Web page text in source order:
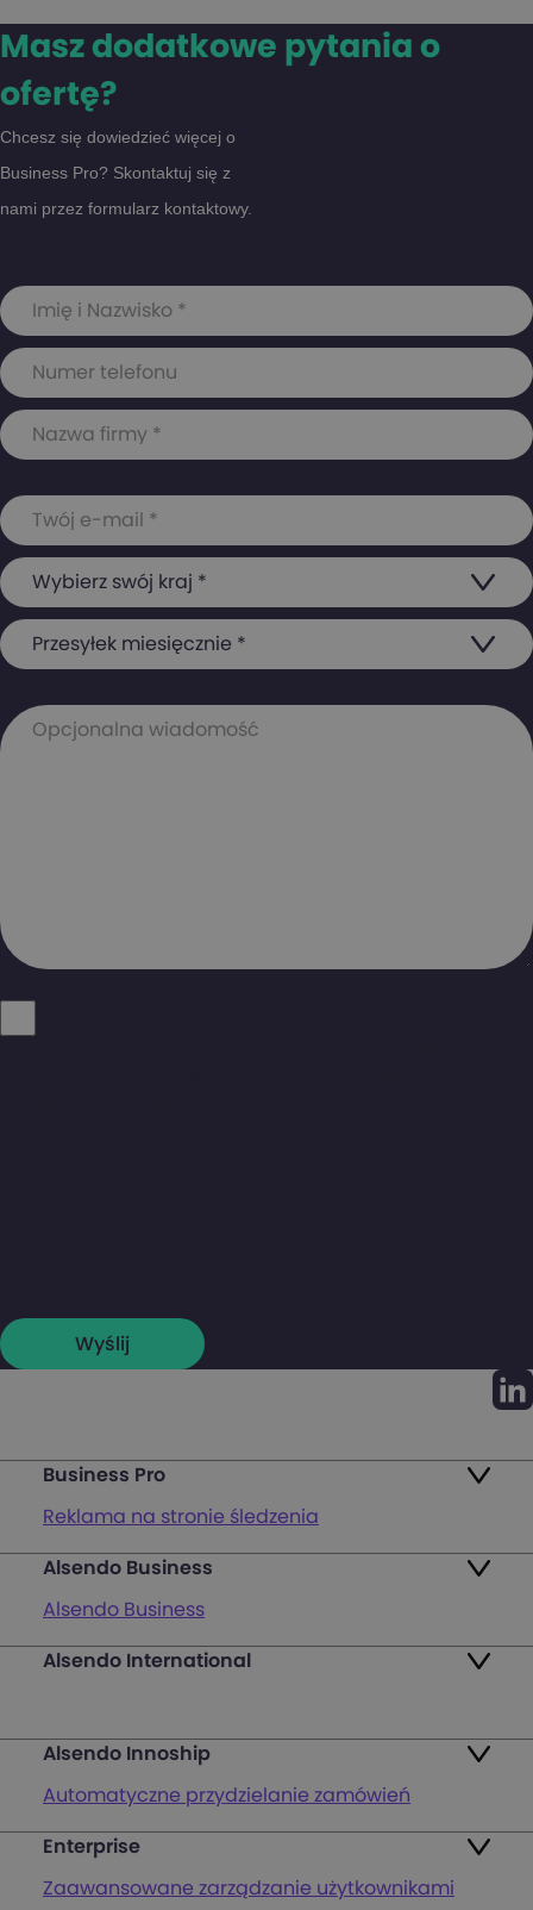
Masz dodatkowe pytania o
ofertę?
Chcesz się dowiedzieć więcej o
Business Pro? Skontaktuj się z
nami przez formularz kontaktowy.
Business Pro
Reklama na stronie śledzenia
Mapa punktów
Zwroty
Zaloguj się
Zarejestruj się
Powiadomienia e-mail z logo i reklamą
Alsendo Business
Alsendo Business
Przesyłki krajowe
Przesyłki transgraniczne
Mapa punktów nadania i odbioru
Alsendo International
Alsendo Innoship
Automatyczne przydzielanie zamówień
Generowanie etykiet wysyłkowych
Śledzenie zamówień i przesyłek za
Enterprise
Zaawansowane zarządzanie użytkownikami